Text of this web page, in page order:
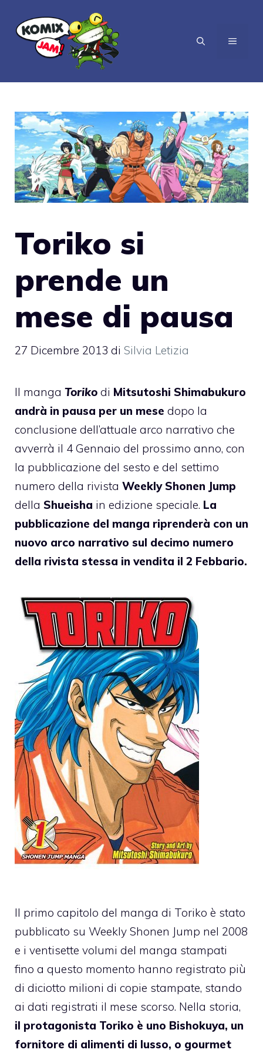
contenuto
MENU
Toriko si
prende un
mese di pausa
27 Dicembre 2013 di Silvia Letizia
Il manga Toriko di Mitsutoshi Shimabukuro
andrà in pausa per un mese dopo la
conclusione dell’attuale arco narrativo che
avverrà il 4 Gennaio del prossimo anno, con
la pubblicazione del sesto e del settimo
numero della rivista Weekly Shonen Jump
della Shueisha in edizione speciale. La
pubblicazione del manga riprenderà con un
nuovo arco narrativo sul decimo numero
della rivista stessa in vendita il 2 Febbario.
Il primo capitolo del manga di Toriko è stato
pubblicato su Weekly Shonen Jump nel 2008
e i ventisette volumi del manga stampati
fino a questo momento hanno registrato più
di diciotto milioni di copie stampate, stando
ai dati registrati il mese scorso. Nella storia,
il protagonista Toriko è uno Bishokuya, un
fornitore di alimenti di lusso, o gourmet